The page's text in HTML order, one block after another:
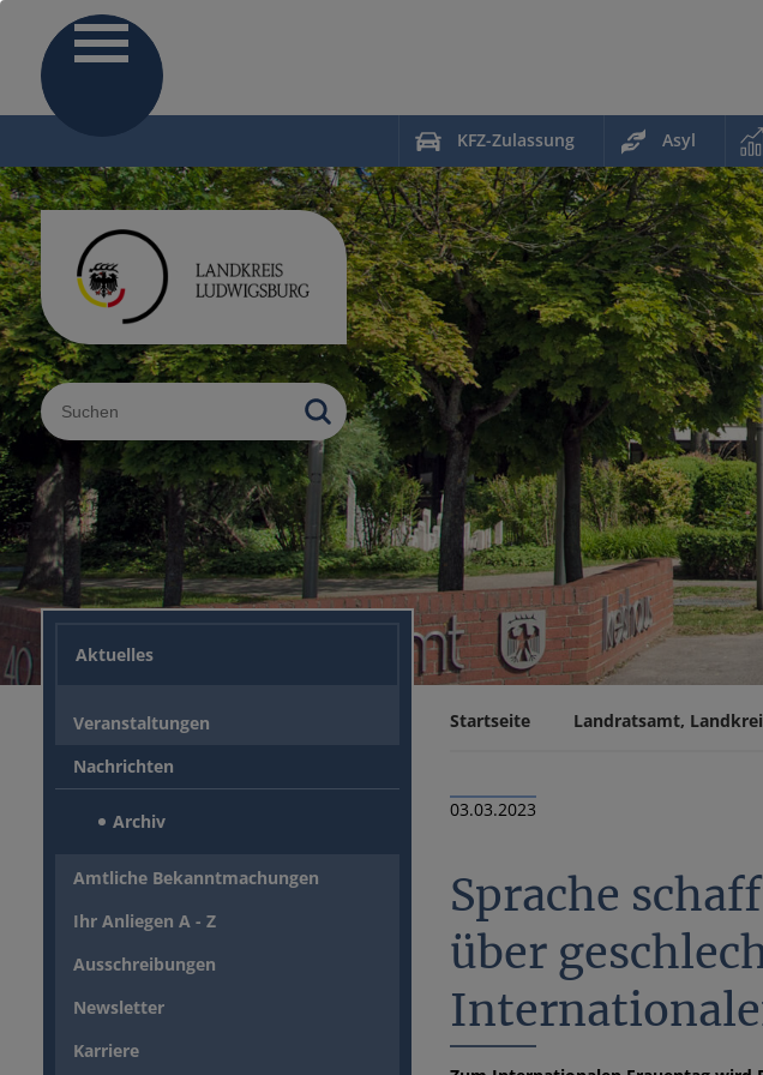
KFZ-Zulassung Asyl
Sucheingabe
Aktuelles
Veranstaltungen
Nachrichten
Archiv
Amtliche Bekanntmachungen
Ihr Anliegen A - Z
Ausschreibungen
Newsletter
Karriere
Startseite Landratsamt,
03.03.2023
Sprache
über